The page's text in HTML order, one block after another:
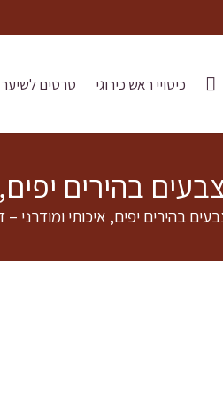
כיסויי ראש כירוגי סרטים לשיער